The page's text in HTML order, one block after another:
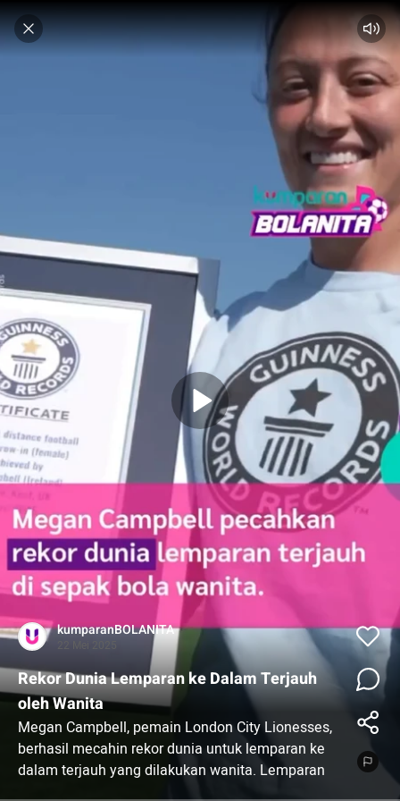
kumparanBOLANITA
Rekor Dunia Lemparan ke Dalam Terjauh
oleh Wanita
Megan Campbell, pemain London City Lionesses,
berhasil mecahin rekor dunia untuk lemparan ke
dalam terjauh yang dilakukan wanita. Lemparan